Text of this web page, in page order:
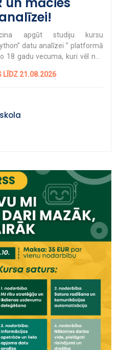
apgūt studiju kursu
datu analīzei ” platformā
18 gadu vecuma, kuri vēl nav
prasmju apguvei. Ventspils
līdz 21. augustam. “Python” ir
valodām, ko plaši
un procesu automatizācijā.
“Pandas”, un izstrādāt datu
diagrammas. Mācības tiek
Savienības finansējumu
kontu pieejas attīstība”.
programma/22 Vairāk par
ŠEIT -
projekti/individualo-macibu-
LĪDZ 21.08.2026